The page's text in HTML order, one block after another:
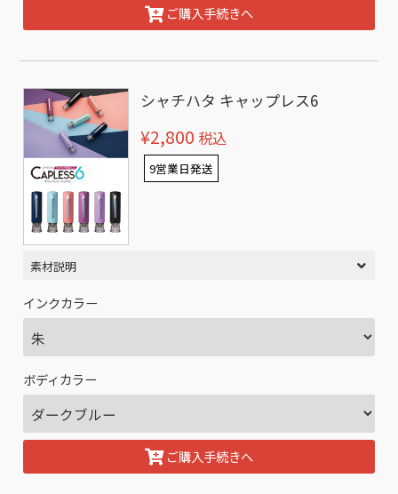
ご購入手続きへ
シャチハタ キャップレス6
¥2,800 税込
9営業日発送
素材説明
インクカラー
ボディカラー
ご購入手続きへ